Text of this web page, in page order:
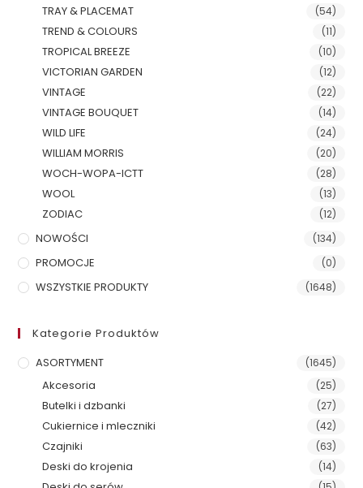
TRAY & PLACEMAT (54)
TREND & COLOURS (11)
TROPICAL BREEZE (10)
VICTORIAN GARDEN (12)
VINTAGE (22)
VINTAGE BOUQUET (14)
WILD LIFE (24)
WILLIAM MORRIS (20)
WOCH-WOPA-ICTT (28)
WOOL (13)
ZODIAC (12)
NOWOŚCI (134)
PROMOCJE (0)
WSZYSTKIE PRODUKTY (1648)
Kategorie Produktów
ASORTYMENT
(1645)
Akcesoria (25)
Butelki i dzbanki (27)
Cukiernice i mleczniki (42)
Czajniki (63)
Deski do krojenia (14)